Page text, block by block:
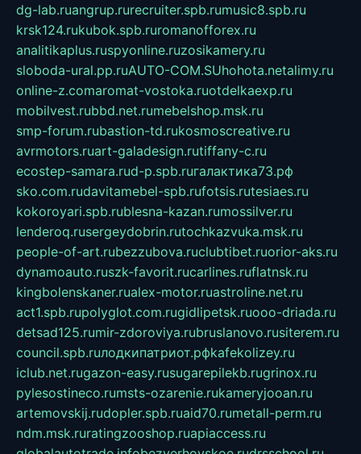
dg-lab.ruangrup.rurecruiter.spb.rumusic8.spb.ru
krsk124.rukubok.spb.ruromanofforex.ru
analitikaplus.ruspyonline.ruzosikamery.ru
sloboda-ural.pp.ruAUTO-COM.SUhohota.netalimy.ru
online-z.comaromat-vostoka.ruotdelkaexp.ru
mobilvest.rubbd.net.rumebelshop.msk.ru
smp-forum.rubastion-td.rukosmoscreative.ru
avrmotors.ruart-galadesign.rutiffany-c.ru
ecostep-samara.rud-p.spb.ruгалактика73.рф
sko.com.rudavitamebel-spb.rufotsis.rutesiaes.ru
kokoroyari.spb.rublesna-kazan.rumossilver.ru
lenderoq.rusergeydobrin.rutochkazvuka.msk.ru
people-of-art.rubezzubova.ruclubtibet.ruorior-aks.ru
dynamoauto.ruszk-favorit.rucarlines.ruflatnsk.ru
kingbolenskaner.rualex-motor.ruastroline.net.ru
act1.spb.rupolyglot.com.rugidlipetsk.ruooo-driada.ru
detsad125.rumir-zdoroviya.rubruslanovo.rusiterem.ru
council.spb.ruлодкипатриот.рфkafekolizey.ru
iclub.net.rugazon-easy.rusugarepilekb.rugrinox.ru
pylesostineco.rumsts-ozarenie.rukameryjooan.ru
artemovskij.rudopler.spb.ruaid70.rumetall-perm.ru
ndm.msk.ruratingzooshop.ruapiaccess.ru